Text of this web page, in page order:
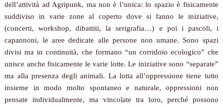
dell’attività ad Agripunk, ma non è l’unica: lo spazio è fisicamente
suddiviso in varie zone al coperto dove si fanno le iniziative,
(concerti, workshop, dibattiti, la serigrafia…) e poi i pascoli, i
capannoni, le aree dedicate alle persone non umane. Sono spazi
divisi ma in continuità, che formano “un corridoio ecologico” che
unisce anche fisicamente le varie lotte. Le iniziative sono “separate”
ma alla presenza degli animali. La lotta all’oppressione tiene tutto
insieme in modo molto spontaneo e naturale, oppressioni non
pensate individualmente, ma vincolate tra loro, perché possono